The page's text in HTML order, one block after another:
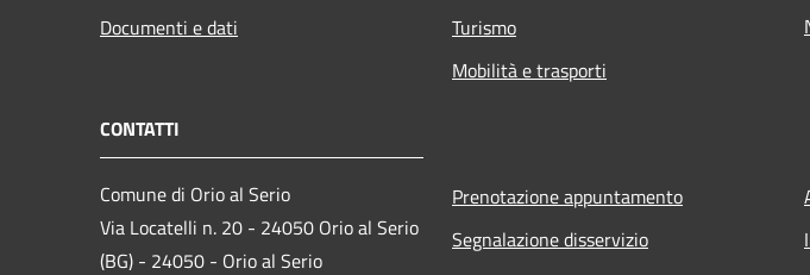
Documenti e dati
Turismo
Mobilità e trasporti
CONTATTI
Comune di Orio al Serio
Via Locatelli n. 20 - 24050 Orio al Serio
(BG) - 24050 - Orio al Serio
Prenotazione appuntamento
Segnalazione disservizio